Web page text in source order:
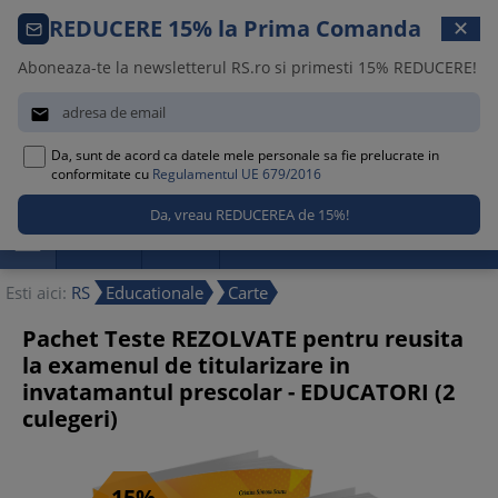
Comanda telefonica · 021 209 45 12

 Promotii Noutati Reduceri
Esti aici: RS Educationale Carte
REDUCERE 15% la Prima Comanda ✕
Aboneaza-te la newsletterul RS.ro si primesti 15% REDUCERE!

Da, sunt de acord ca datele mele personale sa fie prelucrate in
conformitate cu Regulamentul UE 679/2016
Pachet Teste REZOLVATE pentru reusita
la examenul de titularizare in
invatamantul prescolar - EDUCATORI (2
culegeri)